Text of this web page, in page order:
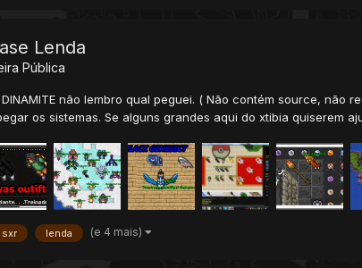
Lenda
Pública
não lembro qual peguei. ( Não contém source,
os sistemas. Se alguns grandes aqui do xtibia quiserem
sxr lenda (e 4 mais)